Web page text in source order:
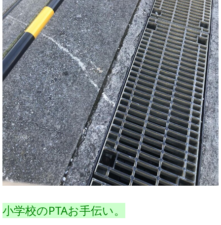
小学校のPTAお手伝い。